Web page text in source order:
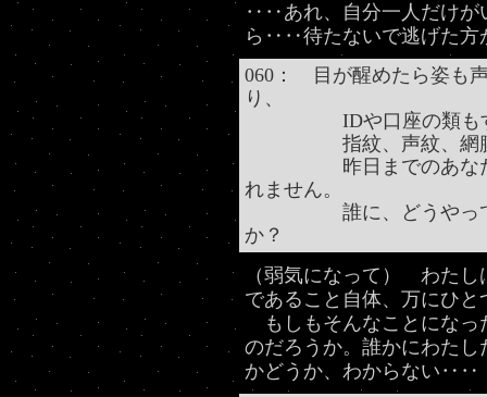
‥‥あれ、自分一人だけが
ら‥‥待たないで逃げた方
060： 目が醒めたら姿も
り、
IDや口座の類もすべ
指紋、声紋、網膜パ
昨日までのあなたと
れません。
誰に、どうやって自
か？
（弱気になって） わたし
であること自体、万にひ
もしもそんなことになっ
のだろうか。誰かにわた
かどうか、わからない‥‥